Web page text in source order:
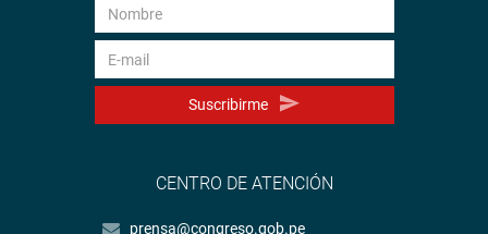
Suscribirme
CENTRO DE ATENCIÓN
prensa@congreso.gob.pe